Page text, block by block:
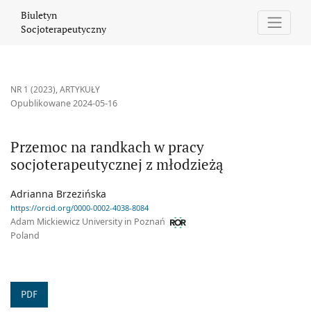
Biuletyn
Socjoterapeutyczny
NR 1 (2023),ARTYKUŁY
Przemoc na randkach w pracy
socjoterapeutycznej z młodzieżą
Opublikowane 2024-05-16
Adrianna Brzezińska
https://orcid.org/0000-0002-4038-8084
Adam Mickiewicz University in Poznań
Poland
PDF